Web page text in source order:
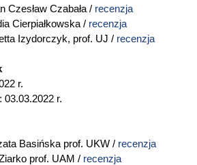
Czabała / recenzja
/ recenzja
Izydorczyk, prof. UJ / recenzja
r.
03.03.2022 r.
Basińska prof. UKW / recenzja
prof. UAM / recenzja